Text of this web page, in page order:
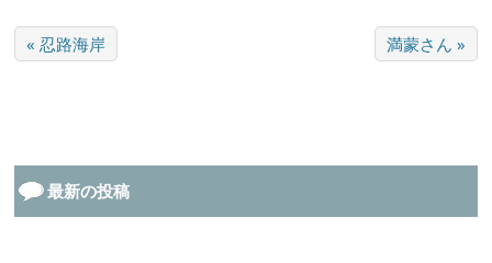
« 忍路海岸 満蒙さん »
最新の投稿